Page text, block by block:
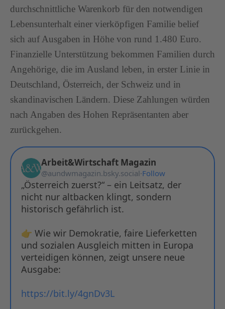
durchschnittliche Warenkorb für den notwendigen
Lebensunterhalt einer vierköpfigen Familie belief
sich auf Ausgaben in Höhe von rund 1.480 Euro.
Finanzielle Unterstützung bekommen Familien durch
Angehörige, die im Ausland leben, in erster Linie in
Deutschland, Österreich, der Schweiz und in
skandinavischen Ländern. Diese Zahlungen würden
nach Angaben des Hohen Repräsentanten aber
zurückgehen.